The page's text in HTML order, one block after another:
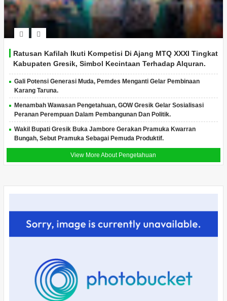
Ratusan Kafilah Ikuti Kompetisi Di Ajang MTQ XXXI Tingkat
Kabupaten Gresik, Simbol Kecintaan Terhadap Alquran.
Gali Potensi Generasi Muda, Pemdes Menganti Gelar Pembinaan
Karang Taruna.
Menambah Wawasan Pengetahuan, GOW Gresik Gelar Sosialisasi
Peranan Perempuan Dalam Pembangunan Dan Politik.
Wakil Bupati Gresik Buka Jambore Gerakan Pramuka Kwarran
Bungah, Sebut Pramuka Sebagai Pemuda Produktif.
View More About Pengetahuan